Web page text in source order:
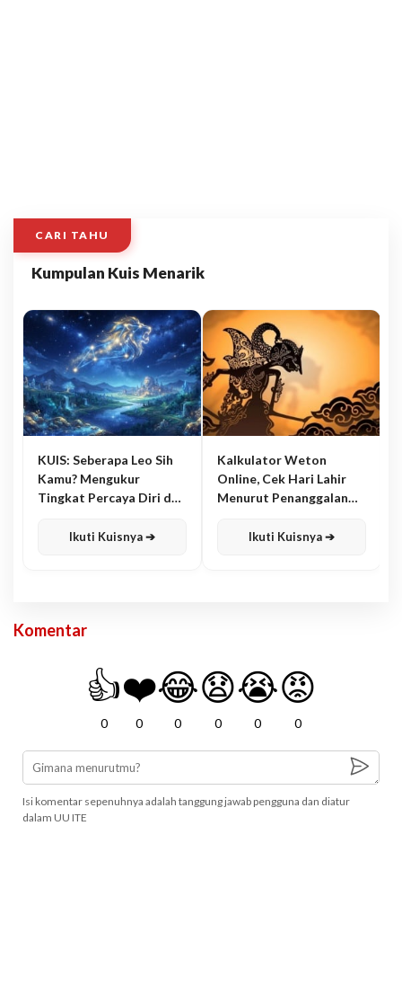
CARI TAHU
Kumpulan Kuis Menarik
KUIS: Seberapa Leo Sih
Kamu? Mengukur
Tingkat Percaya Diri dan
Ikuti Kuisnya ➔
Kalkulator Weton
Online, Cek Hari Lahir
Menurut Penanggalan
Ikuti Kuisnya ➔
Komentar
👍
0
❤️
0
😂
0
😧
0
😭
0
😡
0
Isi komentar sepenuhnya adalah tanggung jawab pengguna dan diatur
dalam UU ITE